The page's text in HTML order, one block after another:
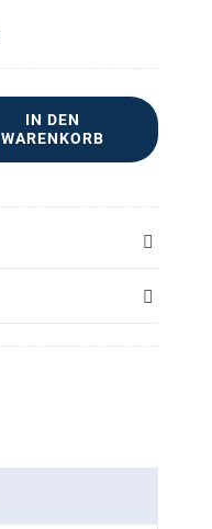
IN DEN
WARENKORB